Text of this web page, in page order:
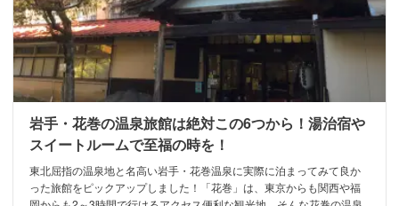
岩手・花巻の温泉旅館は絶対この6つから！湯治宿や
スイートルームで至福の時を！
東北屈指の温泉地と名高い岩手・花巻温泉に実際に泊まってみて良か
った旅館をピックアップしました！「花巻」は、東京からも関西や福